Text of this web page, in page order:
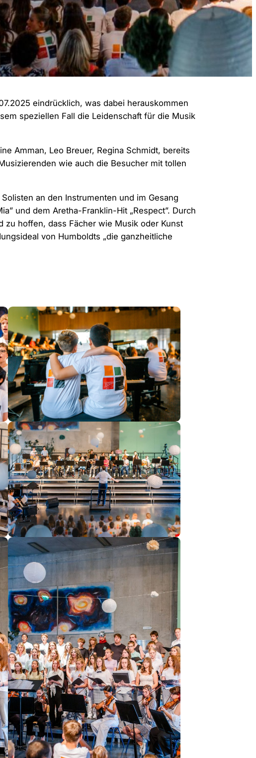
eindrücklich, was dabei herauskommen
speziellen Fall die Leidenschaft für die Musik
Amman, Leo Breuer, Regina Schmidt, bereits
wie auch die Besucher mit tollen
an den Instrumenten und im Gesang
und dem Aretha-Franklin-Hit „Respect”. Durch
hoffen, dass Fächer wie Musik oder Kunst
von Humboldts „die ganzheitliche